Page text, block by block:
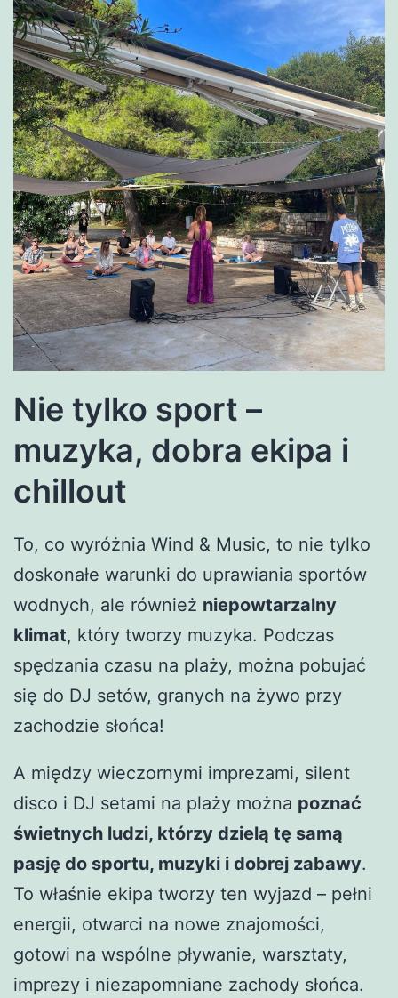
Nie tylko sport –
muzyka, dobra ekipa i
chillout
To, co wyróżnia Wind & Music, to nie tylko
doskonałe warunki do uprawiania sportów
wodnych, ale również niepowtarzalny
klimat, który tworzy muzyka. Podczas
spędzania czasu na plaży, można pobujać
się do DJ setów, granych na żywo przy
zachodzie słońca!
A między wieczornymi imprezami, silent
disco i DJ setami na plaży można poznać
świetnych ludzi, którzy dzielą tę samą
pasję do sportu, muzyki i dobrej zabawy.
To właśnie ekipa tworzy ten wyjazd – pełni
energii, otwarci na nowe znajomości,
gotowi na wspólne pływanie, warsztaty,
imprezy i niezapomniane zachody słońca.